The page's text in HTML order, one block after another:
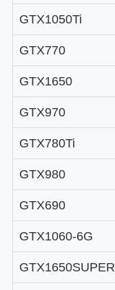
GTX1050Ti
GTX770
GTX1650
GTX970
GTX780Ti
GTX980
GTX690
GTX1060-6G
GTX1650SUPER